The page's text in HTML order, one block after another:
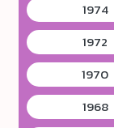
1974
1972
1970
1968